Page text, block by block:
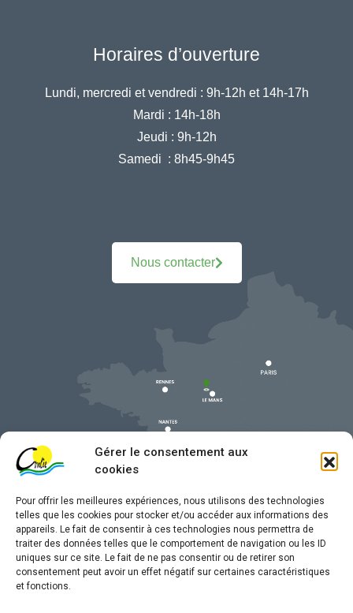
Gérer le consentement aux
cookies
Pour offrir les meilleures expériences, nous utilisons des technologies
telles que les cookies pour stocker et/ou accéder aux informations des
appareils. Le fait de consentir à ces technologies nous permettra de
traiter des données telles que le comportement de navigation ou les ID
uniques sur ce site. Le fait de ne pas consentir ou de retirer son
consentement peut avoir un effet négatif sur certaines caractéristiques
et fonctions.
Horaires d’ouverture
Lundi, mercredi et vendredi : 9h-12h et 14h-17h
Mardi : 14h-18h
Jeudi : 9h-12h
Samedi : 8h45-9h45
Nous contacter
Mentions légales